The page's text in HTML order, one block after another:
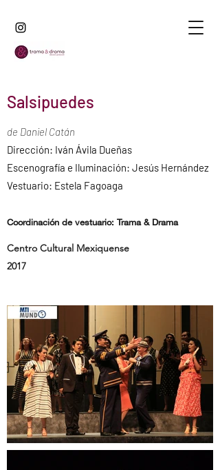
Salsipuedes
de Daniel Catán
Dirección: Iván Ávila Dueñas
Escenografía e Iluminación: Jesús Hernández
Vestuario: Estela Fagoaga
Coordinación de vestuario: Trama & Drama
Centro Cultural Mexiquense
2017